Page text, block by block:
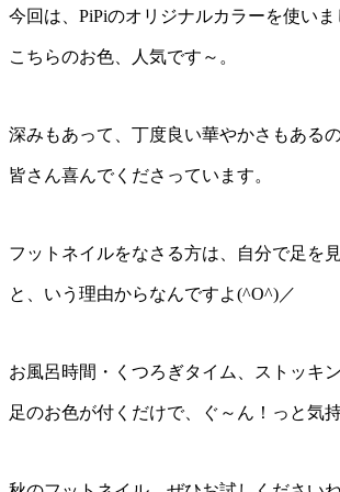
今回は、PiPiのオリジナルカラーを使いま
こちらのお色、人気です～。
深みもあって、丁度良い華やかさもあるの
皆さん喜んでくださっています。
フットネイルをなさる方は、自分で足を
と、いう理由からなんですよ(^O^)／
お風呂時間・くつろぎタイム、ストッキ
足のお色が付くだけで、ぐ～ん！っと気